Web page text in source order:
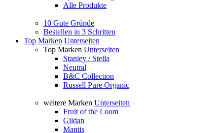
Alle Produkte
10 Gute Gründe
Bestellen in 3 Schritten
Top Marken Unterseiten
Top Marken Unterseiten
Stanley / Stella
Neutral
B&C Collection
Russell Pure Organic
weitere Marken Unterseiten
Fruit of the Loom
Gildan
Mantis